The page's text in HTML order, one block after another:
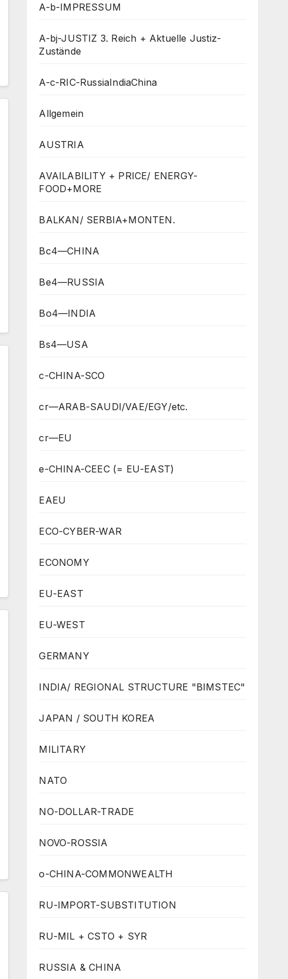
A-b-IMPRESSUM
A-bj-JUSTIZ 3. Reich + Aktuelle Justiz-
Zustände
A-c-RIC-RussiaIndiaChina
Allgemein
AUSTRIA
AVAILABILITY + PRICE/ ENERGY-
FOOD+MORE
BALKAN/ SERBIA+MONTEN.
Bc4—CHINA
Be4—RUSSIA
Bo4—INDIA
Bs4—USA
c-CHINA-SCO
cr—ARAB-SAUDI/VAE/EGY/etc.
cr—EU
e-CHINA-CEEC (= EU-EAST)
EAEU
ECO-CYBER-WAR
ECONOMY
EU-EAST
EU-WEST
GERMANY
INDIA/ REGIONAL STRUCTURE "BIMSTEC"
JAPAN / SOUTH KOREA
MILITARY
NATO
NO-DOLLAR-TRADE
NOVO-ROSSIA
o-CHINA-COMMONWEALTH
RU-IMPORT-SUBSTITUTION
RU-MIL + CSTO + SYR
RUSSIA & CHINA